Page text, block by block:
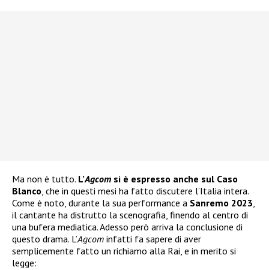
Ma non è tutto. L’Agcom si è espresso anche sul Caso
Blanco, che in questi mesi ha fatto discutere l’Italia intera.
Come è noto, durante la sua performance a Sanremo 2023,
il cantante ha distrutto la scenografia, finendo al centro di
una bufera mediatica. Adesso però arriva la conclusione di
questo drama. L’Agcom infatti fa sapere di aver
semplicemente fatto un richiamo alla Rai, e in merito si
legge: